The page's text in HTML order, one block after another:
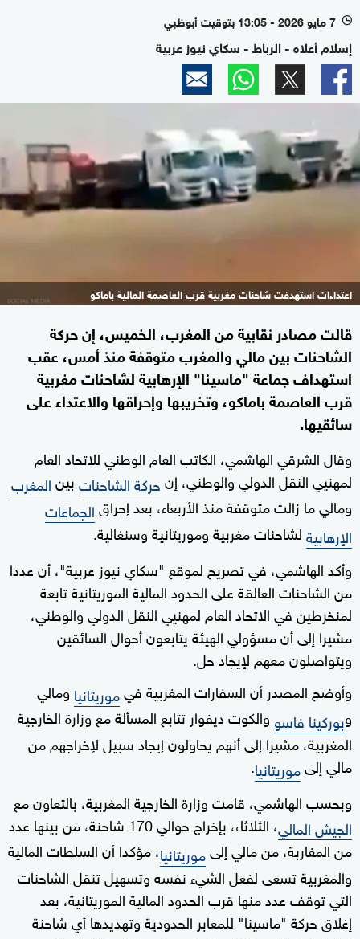
l 7 مايو 2026 - 13:05 بتوقيت أبوظبي
إسلام أعلاه - الرباط - سكاي نيوز عربية
اعتداءات استهدفت شاحنات مغربية قرب العاصمة المالية باماكو
قالت مصادر نقابية من المغرب، الخميس، إن حركة
الشاحنات بين مالي والمغرب متوقفة منذ أمس، عقب
استهداف جماعة "ماسينا" الإرهابية لشاحنات مغربية
قرب العاصمة باماكو، وتخريبها وإحراقها والاعتداء على
سائقيها.
وقال الشرقي الهاشمي، الكاتب العام الوطني للاتحاد العام
لمهنيي النقل الدولي والوطني، إنحركة الشاحناتبينالمغرب
ومالي ما زالت متوقفة منذ الأربعاء، بعد إحراقالجماعات
الإرهابيةلشاحنات مغربية وموريتانية وسنغالية.
وأكد الهاشمي، في تصريح لموقع "سكاي نيوز عربية"، أن عددا
من الشاحنات العالقة على الحدود المالية الموريتانية تابعة
لمنخرطين في الاتحاد العام لمهنيي النقل الدولي والوطني،
مشيرا إلى أن مسؤولي الهيئة يتابعون أحوال السائقين
ويتواصلون معهم لإيجاد حل.
وأوضح المصدر أن السفارات المغربية فيموريتانيا ومالي
وبوركينا فاسو والكوت ديفوار تتابع المسألة مع وزارة الخارجية
المغربية، مشيرا إلى أنهم يحاولون إيجاد سبيل لإخراجهم من
مالي إلىموريتانيا.
وبحسب الهاشمي، قامت وزارة الخارجية المغربية، بالتعاون مع
الجيش المالي
، الثلاثاء، بإخراج حوالي 170 شاحنة، من بينها عدد
من المغاربة، من مالي إلىموريتانيا، مؤكدا أن السلطات المالية
والمغربية تسعى لفعل الشيء نفسه وتسهيل تنقل الشاحنات
التي توقف عدد منها قرب الحدود المالية الموريتانية، بعد
إغلاق حركة "ماسينا" للمعابر الحدودية وتهديدها أي شاحنة